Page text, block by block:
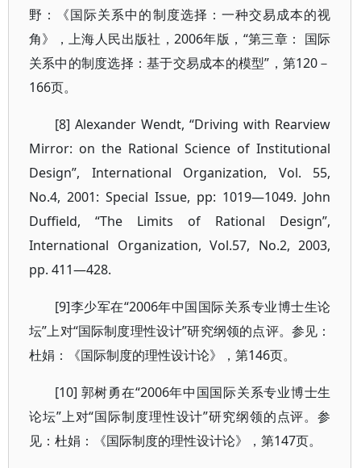
野：《国际关系中的制度选择：一种交易成本的视
角》，上海人民出版社，2006年版，“第三章： 国际
关系中的制度选择：基于交易成本的模型”，第120－
166页。
[8] Alexander Wendt, “Driving with Rearview
Mirror: on the Rational Science of Institutional
Design”, International Organization, Vol. 55,
No.4, 2001: Special Issue, pp: 1019—1049. John
Duffield, “The Limits of Rational Design”,
International Organization, Vol.57, No.2, 2003,
pp. 411—428.
[9]李少军在“2006年中国国际关系专业博士生论
坛”上对“国际制度理性设计”研究纲领的点评。参见：
杜娟：《国际制度的理性设计论》，第146页。
[10] 郭树勇在“2006年中国国际关系专业博士生
论坛”上对“国际制度理性设计”研究纲领的点评。参
见：杜娟：《国际制度的理性设计论》，第147页。